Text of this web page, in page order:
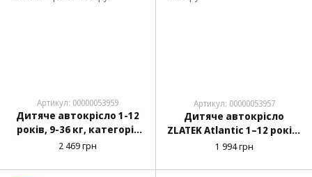
Артикул: 00000053959
Дитяче автокрісло 1-12
років, 9-36 кг, категорія
1/2/3 ZLATEK "Atlantic"
2 469 грн
Артикул: 00000053957
Дитяче автокрісло
ZLATEK Atlantic 1–12 років,
9–36 кг Червоний
1 994 грн